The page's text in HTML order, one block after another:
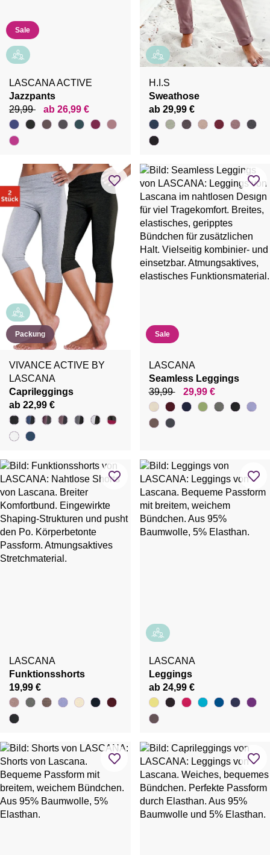
Sale
LASCANA ACTIVE
Jazzpants
29,99
ab 26,99 €
H.I.S
Sweathose
ab 29,99 €
Packung
VIVANCE ACTIVE BY
LASCANA
Caprileggings
ab 22,99 €
Sale
LASCANA
Seamless Leggings
39,99
29,99 €
LASCANA
Funktionsshorts
19,99 €
LASCANA
Leggings
ab 24,99 €